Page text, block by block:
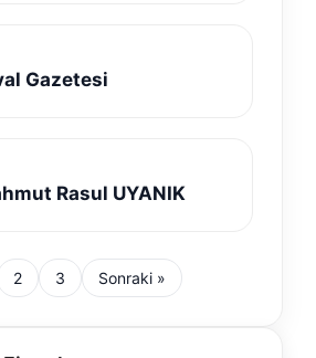
Gazetesi
Rasul UYANIK
2 3 Sonraki »